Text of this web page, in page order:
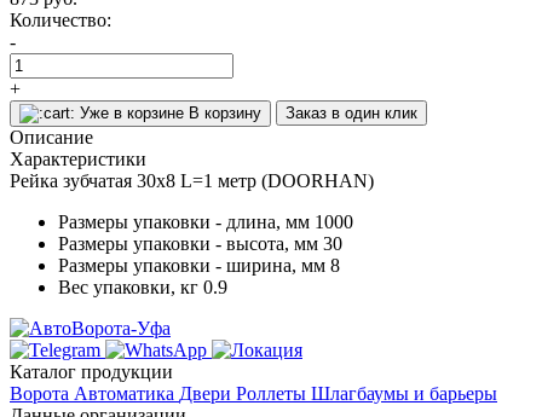
Количество:
-
+
Уже в корзине В корзину Заказ в один клик
Описание
Характеристики
Рейка зубчатая 30х8 L=1 метр (DOORHAN)
Размеры упаковки - длина, мм 1000
Размеры упаковки - высота, мм 30
Размеры упаковки - ширина, мм 8
Вес упаковки, кг 0.9
Каталог продукции
Ворота Автоматика Двери Роллеты Шлагбаумы и барьеры